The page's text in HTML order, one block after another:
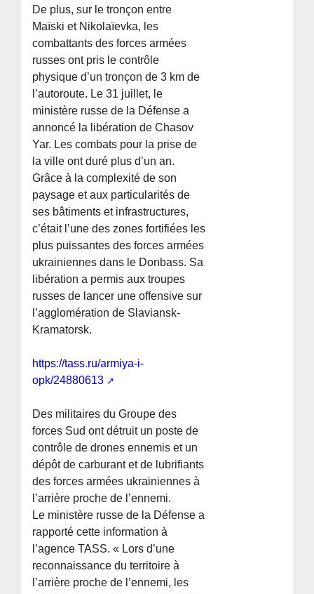
De plus, sur le tronçon entre
Maïski et Nikolaïevka, les
combattants des forces armées
russes ont pris le contrôle
physique d’un tronçon de 3 km de
l’autoroute. Le 31 juillet, le
ministère russe de la Défense a
annoncé la libération de Chasov
Yar. Les combats pour la prise de
la ville ont duré plus d’un an.
Grâce à la complexité de son
paysage et aux particularités de
ses bâtiments et infrastructures,
c’était l’une des zones fortifiées les
plus puissantes des forces armées
ukrainiennes dans le Donbass. Sa
libération a permis aux troupes
russes de lancer une offensive sur
l’agglomération de Slaviansk-
Kramatorsk.
https://tass.ru/armiya-i-
opk/24880613
Des militaires du Groupe des
forces Sud ont détruit un poste de
contrôle de drones ennemis et un
dépôt de carburant et de lubrifiants
des forces armées ukrainiennes à
l’arrière proche de l’ennemi.
Le ministère russe de la Défense a
rapporté cette information à
l’agence TASS. « Lors d’une
reconnaissance du territoire à
l’arrière proche de l’ennemi, les